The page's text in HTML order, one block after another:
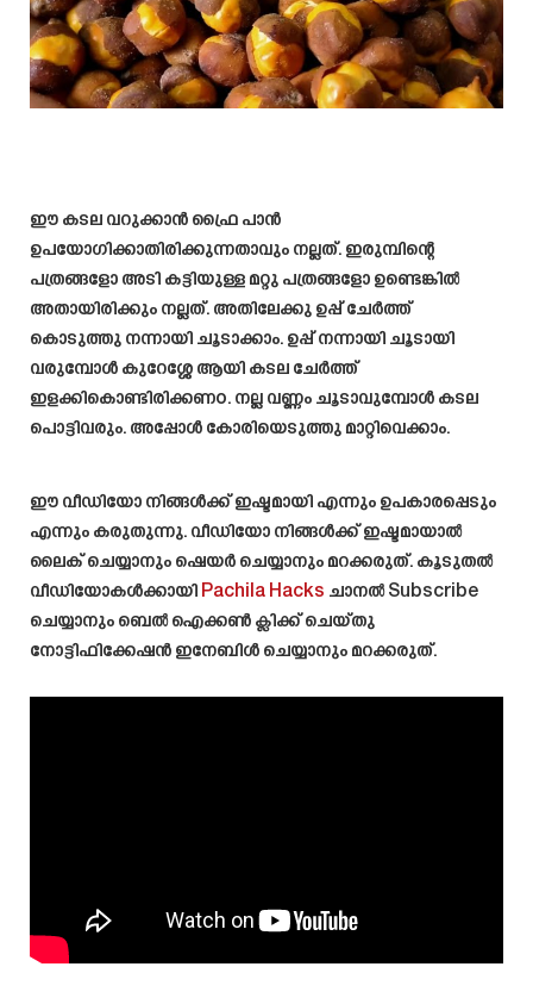
ഈ കടല വറുക്കാൻ ഫ്രൈ പാൻ
ഉപയോഗിക്കാതിരിക്കുന്നതാവും നല്ലത്. ഇരുമ്പിന്റെ
പത്രങ്ങളോ അടി കട്ടിയുള്ള മറ്റു പത്രങ്ങളോ ഉണ്ടെങ്കിൽ
അതായിരിക്കും നല്ലത്. അതിലേക്കു ഉപ്പ് ചേർത്ത്
കൊടുത്തു നന്നായി ചൂടാക്കാം. ഉപ്പ് നന്നായി ചൂടായി
വരുമ്പോൾ കുറേശ്ശേ ആയി കടല ചേർത്ത്
ഇളക്കികൊണ്ടിരിക്കണo. നല്ല വണ്ണം ചൂടാവുമ്പോൾ കടല
പൊട്ടിവരും. അപ്പോൾ കോരിയെടുത്തു മാറ്റിവെക്കാം.
ഈ വീഡിയോ നിങ്ങൾക്ക് ഇഷ്ടമായി എന്നും ഉപകാരപ്പെടും
എന്നും കരുതുന്നു. വീഡിയോ നിങ്ങൾക്ക് ഇഷ്ടമായാൽ
ലൈക്‌ ചെയ്യാനും ഷെയർ ചെയ്യാനും മറക്കരുത്. കൂടുതല്‍
വീഡിയോകള്‍ക്കായി Pachila Hacks ചാനല്‍ Subscribe
ചെയ്യാനും ബെൽ ഐക്കൺ ക്ലിക്ക് ചെയ്തു
നോട്ടിഫിക്കേഷൻ ഇനേബിൾ ചെയ്യാനും മറക്കരുത്.